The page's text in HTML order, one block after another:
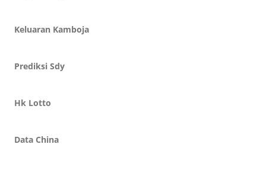
Keluaran Kamboja
Prediksi Sdy
Hk Lotto
Data China